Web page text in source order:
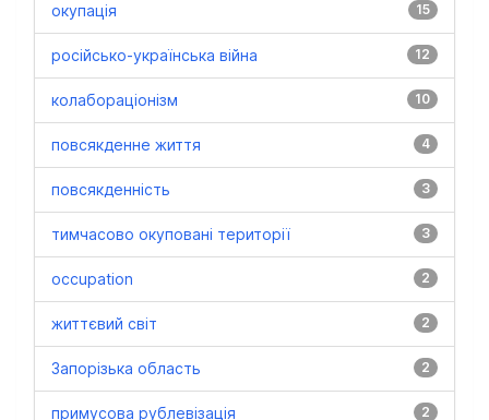
15
окупація
12
російсько-українська війна
10
колабораціонізм
4
повсякденне життя
3
повсякденність
3
тимчасово окуповані території
2
occupation
2
життєвий світ
2
Запорізька область
2
примусова рублевізація